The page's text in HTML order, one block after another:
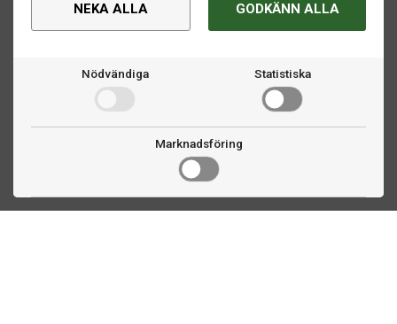
NEKA ALLA GODKÄNN ALLA
Nödvändiga Statistiska
Marknadsföring